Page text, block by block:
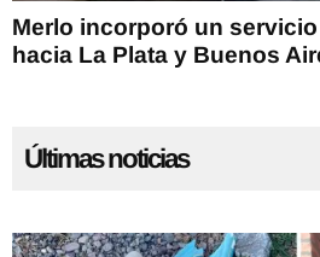
Merlo incorporó un
hacia La Plata y Buenos
Últimas noticias